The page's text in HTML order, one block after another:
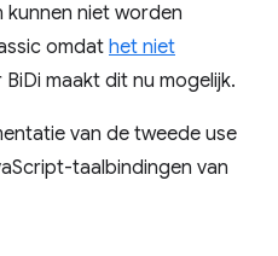
kunnen niet worden
omdat het niet
BiDi maakt dit nu mogelijk.
van de tweede use
taalbindingen van